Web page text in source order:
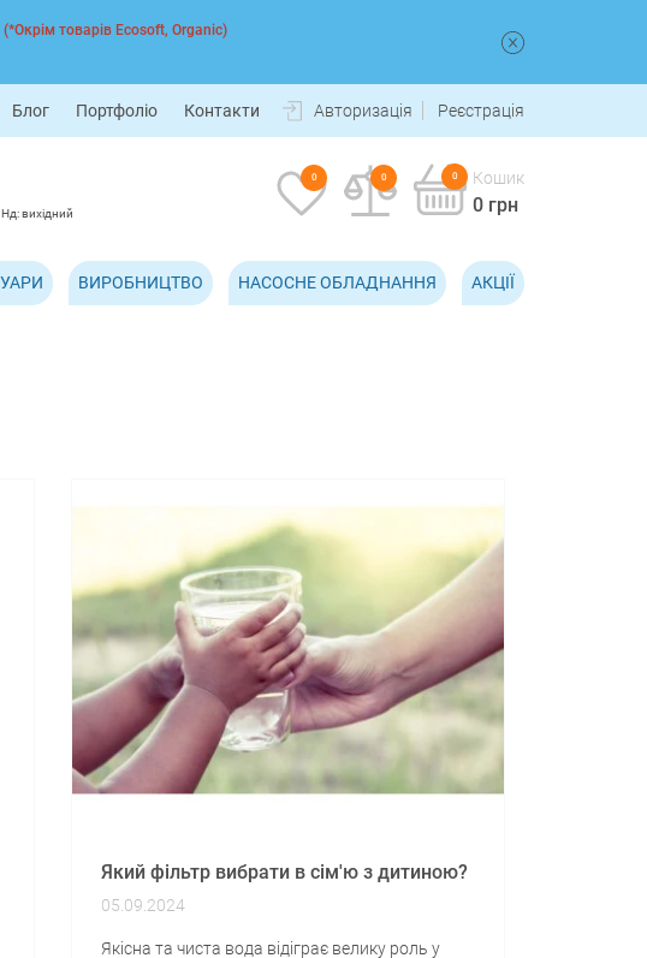
(*Окрім товарів Ecosoft, Organic)
Блог Портфоліо Контакти Авторизація Реєстрація
вихідний
0 0 0 Кошик
0 грн
ВИРОБНИЦТВО НАСОСНЕ ОБЛАДНАННЯ АКЦІЇ
Який фільтр вибрати в сім'ю з дитиною?
05.09.2024
Якісна та чиста вода відіграє велику роль у